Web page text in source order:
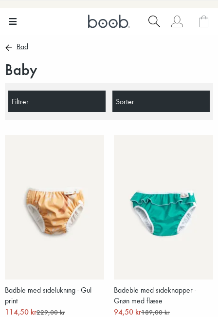
Bad
Baby
Filtrer Sorter
Badble med sidelukning - Gul
print
114,50 kr229,00 kr
Badeble med sideknapper -
Grøn med flæse
94,50 kr189,00 kr